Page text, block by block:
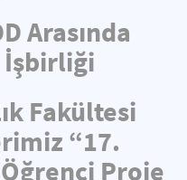
Arasında
Fakültesi
“17.
Proje